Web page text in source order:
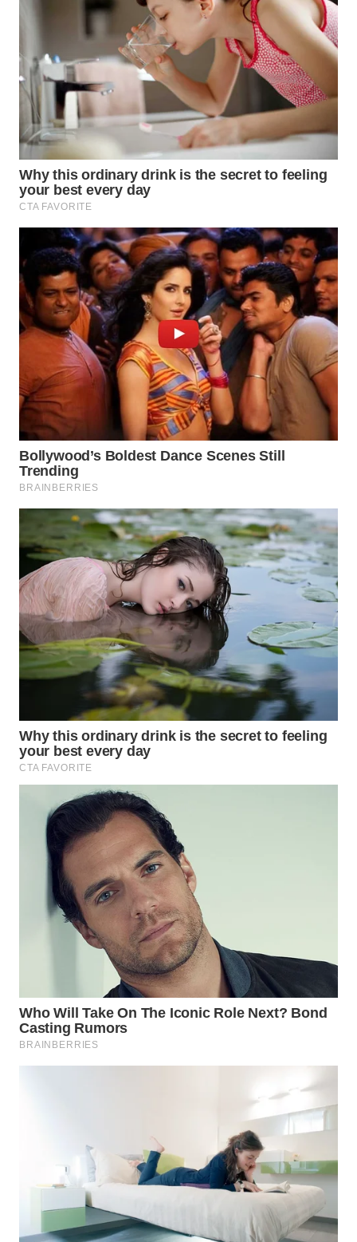
PAKPAK
WN
KARAWANG
WN
BEKASI
BOGOR
WN
DEPOK
WN
TAPANULI
UTARA
WN
SAMOSIR
WN
PADANG
LAWAS
WN
SUMEDANG
WN
CIANJUR
WN
KEPULAUAN
WN
TANGERANG
BINJAI
WN
CIREBON
WN
INDRAMAYU
KUNINGAN
WN
SUKABUMI
WN
PURWAKARTA